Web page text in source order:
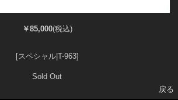
￥85,000(税込)
[スペシャル|T-963]
Sold Out
戻る